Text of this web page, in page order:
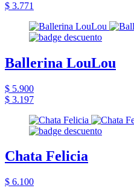
$ 3.771
Ballerina LouLou
$ 5.900
$ 3.197
Chata Felicia
$ 6.100